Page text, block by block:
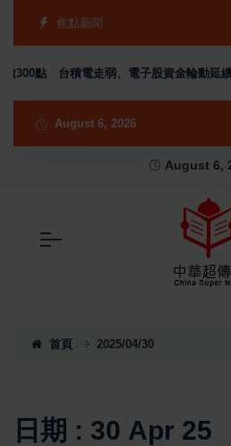
焦點新聞
點 台積電走弱、電子股資金輪動延續
August 6, 2026
August 6,
首頁 2025/04/30
日期 : 30 Apr 25